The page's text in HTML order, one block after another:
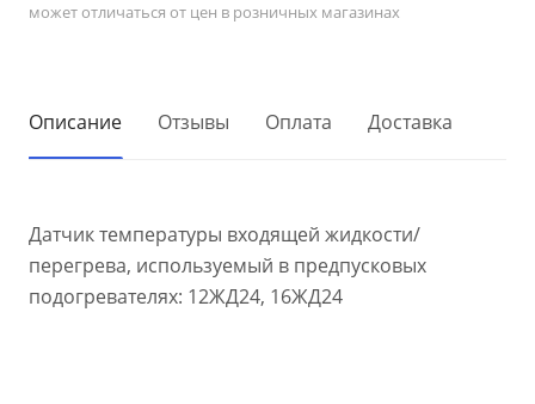
может отличаться от цен в розничных магазинах
Описание Отзывы Оплата Доставка
Датчик температуры входящей жидкости/
перегрева, используемый в предпусковых
подогревателях: 12ЖД24, 16ЖД24